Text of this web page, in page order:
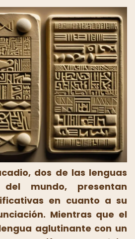
dos de las lenguas
mundo, presentan
en cuanto a su
Mientras que el
aglutinante con un